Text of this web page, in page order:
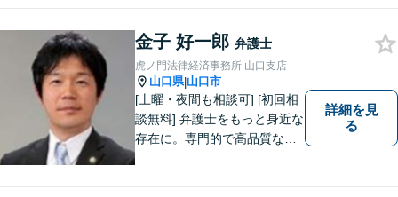
応。【地域に根差した弁護
士】何かお困りごとがござい
ましたらお一人で考え込ま
ず、ご相談下さい。
金子 好一郎 弁護士
虎ノ門法律経済事務所 山口支店
山口県|山口市
[土曜・夜間も相談可] [初回相
談無料] 弁護士をもっと身近な
存在に。専門的で高品質なリ
詳細を見
る